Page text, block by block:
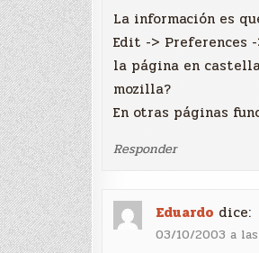
La información es
Edit -> Preferences
la página en
mozilla?
En otras páginas
Responder
Eduardo dice:
03/10/2003 a las